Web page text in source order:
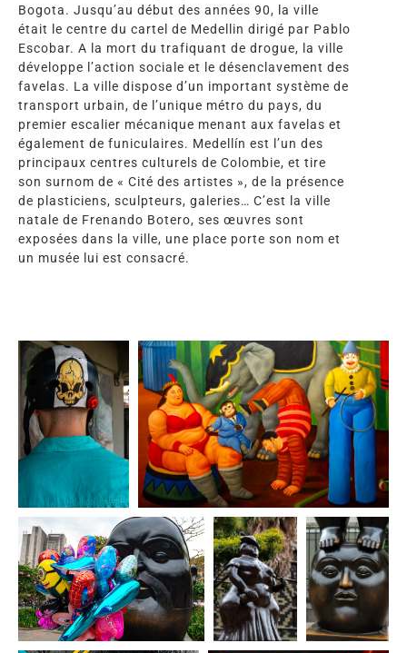
Bogota. Jusqu’au début des années 90, la ville
était le centre du cartel de Medellin dirigé par Pablo
Escobar. A la mort du trafiquant de drogue, la ville
développe l’action sociale et le désenclavement des
favelas. La ville dispose d’un important système de
transport urbain, de l’unique métro du pays, du
premier escalier mécanique menant aux favelas et
également de funiculaires. Medellín est l’un des
principaux centres culturels de Colombie, et tire
son surnom de « Cité des artistes », de la présence
de plasticiens, sculpteurs, galeries… C’est la ville
natale de Frenando Botero, ses œuvres sont
exposées dans la ville, une place porte son nom et
un musée lui est consacré.